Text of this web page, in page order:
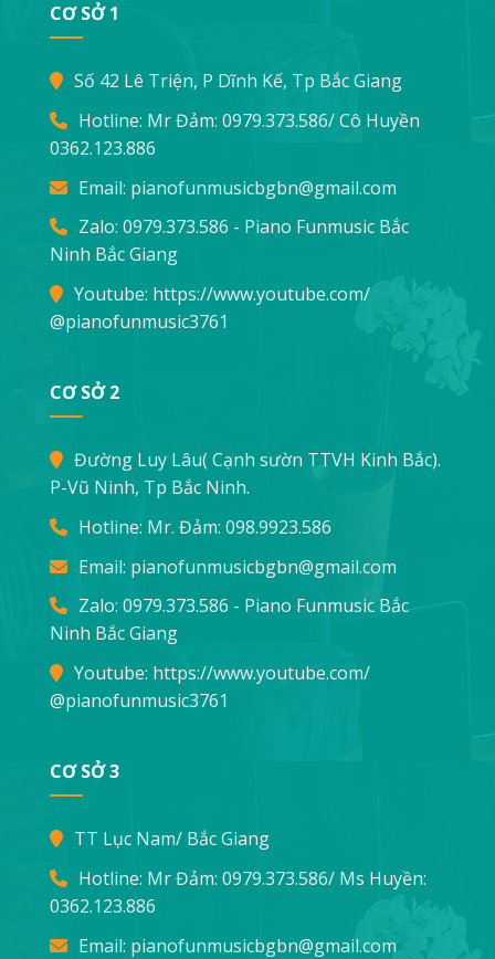
CƠ SỞ 1
Số 42 Lê Triện, P Dĩnh Kế, Tp Bắc Giang
Hotline: Mr Đảm: 0979.373.586/ Cô Huyền
0362.123.886
Email: pianofunmusicbgbn@gmail.com
Zalo: 0979.373.586 - Piano Funmusic Bắc
Ninh Bắc Giang
Youtube: https://www.youtube.com/
@pianofunmusic3761
CƠ SỞ 2
Đường Luy Lâu( Cạnh sườn TTVH Kinh Bắc).
P-Vũ Ninh, Tp Bắc Ninh.
Hotline: Mr. Đảm: 098.9923.586
Email: pianofunmusicbgbn@gmail.com
Zalo: 0979.373.586 - Piano Funmusic Bắc
Ninh Bắc Giang
Youtube: https://www.youtube.com/
@pianofunmusic3761
CƠ SỞ 3
TT Lục Nam/ Bắc Giang
Hotline: Mr Đảm: 0979.373.586/ Ms Huyền:
0362.123.886
Email: pianofunmusicbgbn@gmail.com